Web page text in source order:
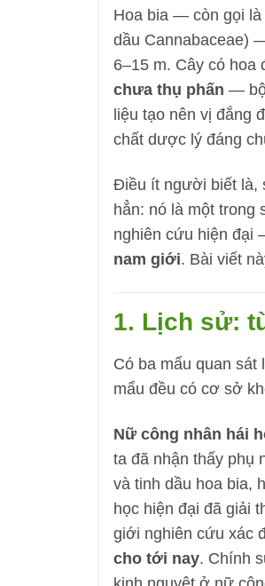
Hoa bia — còn gọi là
dầu Cannabaceae)
6–15 m. Cây có hoa
chưa thụ phấn — bộ
liệu tạo nên vị đắng
chất dược lý đáng
Điều ít người biết là,
hẳn: nó là một
nghiên cứu hiện đại
nam giới. Bài viết
1. Lịch sử:
Có ba mẩu quan
mẩu đều có cơ sở
Nữ công nhân hái
ta đã nhận thấy phụ
và tinh dầu hoa bia,
học hiện đại đã giải
giới nghiên cứu xác
cho tới nay. Chính